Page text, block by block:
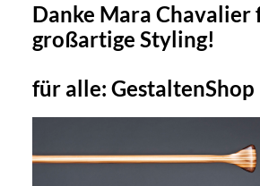
Danke Mara Chavalier
großartige Styling!
für alle: GestaltenShop